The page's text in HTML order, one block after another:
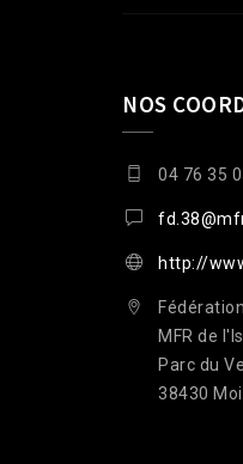
NOS
04 76 35
http://
MFR de
Parc du
38430